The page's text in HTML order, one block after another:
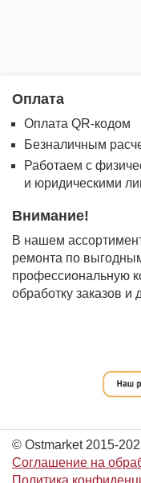
Оплата
Оплата QR-кодом
Безналичным
Работаем с
и юридическими
Внимание!
В нашем
ремонта по
профессиональную
обработку заказов и
© Ostmarket 2015-
Соглашение на
Политика